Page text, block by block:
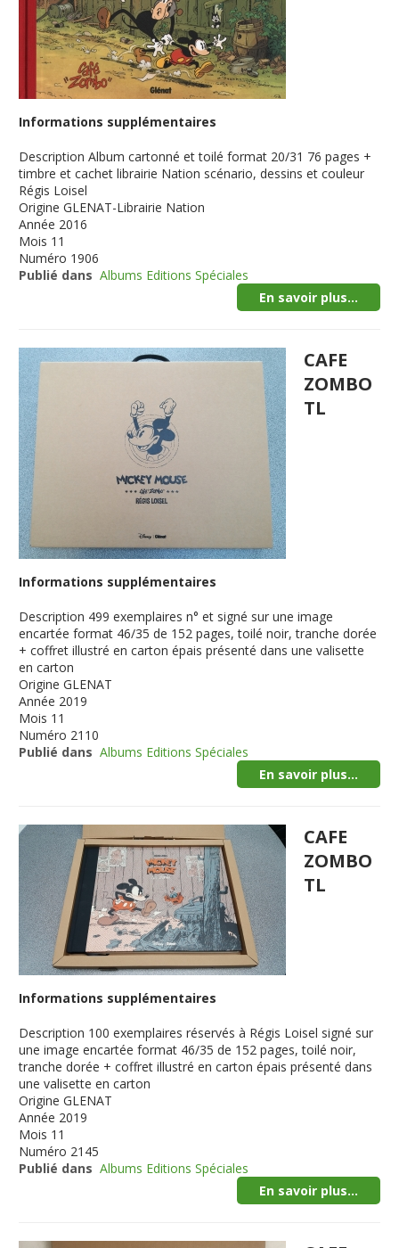
Informations supplémentaires
Description Album cartonné et toilé format 20/31 76 pages +
timbre et cachet librairie Nation scénario, dessins et couleur
Régis Loisel
Origine GLENAT-Librairie Nation
Année 2016
Mois 11
Numéro 1906
Publié dans Albums Editions Spéciales
En savoir plus...
CAFE
ZOMBO
TL
Informations supplémentaires
Description 499 exemplaires n° et signé sur une image
encartée format 46/35 de 152 pages, toilé noir, tranche dorée
+ coffret illustré en carton épais présenté dans une valisette
en carton
Origine GLENAT
Année 2019
Mois 11
Numéro 2110
Publié dans Albums Editions Spéciales
En savoir plus...
CAFE
ZOMBO
TL
Informations supplémentaires
Description 100 exemplaires réservés à Régis Loisel signé sur
une image encartée format 46/35 de 152 pages, toilé noir,
tranche dorée + coffret illustré en carton épais présenté dans
une valisette en carton
Origine GLENAT
Année 2019
Mois 11
Numéro 2145
Publié dans Albums Editions Spéciales
En savoir plus...